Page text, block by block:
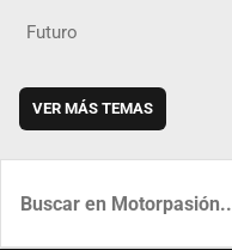
Futuro
VER MÁS TEMAS